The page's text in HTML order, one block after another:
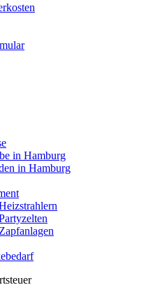
in Hamburg
in Hamburg